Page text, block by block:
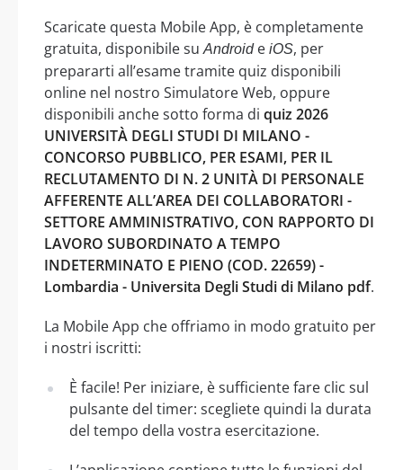
Scaricate questa Mobile App, è completamente
gratuita, disponibile suAndroide iOS, per
prepararti all’esame tramite quiz disponibili
online nel nostro Simulatore Web, oppure
disponibili anche sotto forma di quiz 2026
UNIVERSITÀ DEGLI STUDI DI MILANO -
CONCORSO PUBBLICO, PER ESAMI, PER IL
RECLUTAMENTO DI N. 2 UNITÀ DI PERSONALE
AFFERENTE ALL’AREA DEI COLLABORATORI -
SETTORE AMMINISTRATIVO, CON RAPPORTO DI
LAVORO SUBORDINATO A TEMPO
INDETERMINATO E PIENO (COD. 22659) -
Lombardia - Universita Degli Studi di Milano pdf.
La Mobile App che offriamo in modo gratuito per
i nostri iscritti:
È facile! Per iniziare, è sufficiente fare clic sul
pulsante del timer: scegliete quindi la durata
del tempo della vostra esercitazione.